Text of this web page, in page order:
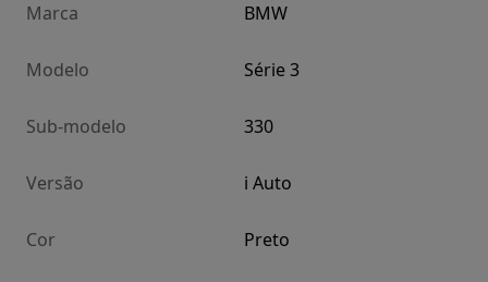
Marca BMW
Modelo Série 3
Sub-modelo 330
Versão i Auto
Cor Preto